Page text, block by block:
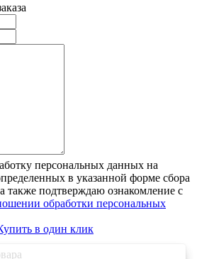
персональных данных на
в указанной форме сбора
также подтверждаю ознакомление с
обработки персональных
в один клик